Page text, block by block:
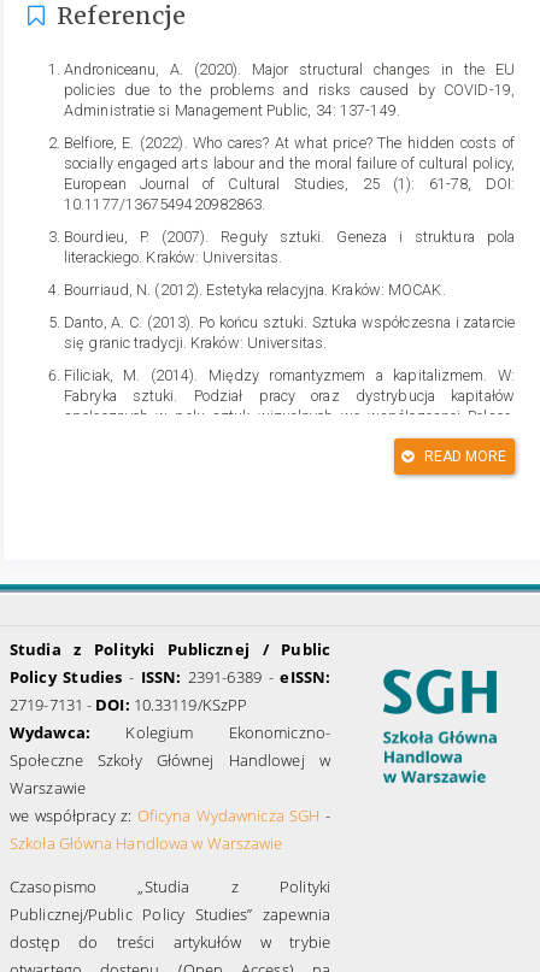
Referencje
Androniceanu, A. (2020). Major structural changes in the EU
policies due to the problems and risks caused by COVID-19,
Administratie si Management Public, 34: 137-149.
Belfiore, E. (2022). Who cares? At what price? The hidden costs of
socially engaged arts labour and the moral failure of cultural policy,
European Journal of Cultural Studies, 25 (1): 61-78, DOI:
10.1177/1367549420982863.
Bourdieu, P. (2007). Reguły sztuki. Geneza i struktura pola
literackiego. Kraków: Universitas.
Bourriaud, N. (2012). Estetyka relacyjna. Kraków: MOCAK.
Danto, A. C. (2013). Po końcu sztuki. Sztuka współczesna i zatarcie
się granic tradycji. Kraków: Universitas.
Filiciak, M. (2014). Między romantyzmem a kapitalizmem. W:
Fabryka sztuki. Podział pracy oraz dystrybucja kapitałów
społecznych w polu sztuk wizualnych we współczesnej Polsce.
Raport z badań Wolnego Uniwersytetu Warszawy (s. 89-100), M.
Kozłowski, J. Sowa, K. Szreder (red.). Warszawa: Fundacja Bęc
Iwański, M. (2014). Artyści nie potrzebują filantropii,
Jakubowicz, R. (2014). Artyści są jak inni pracownicy. Muszą
razem wspierać tych, którym jest jeszcze trudniej,
https://wyborcza.pl/
Kozłowski M., Sowa, J., Szreder, K. (2014). Konkluzje badania.
Prekarność, projekt, miłość do sztuki. W: Fabryka sztuki. Podział
pracy oraz dystrybucja kapitałów społecznych w polu sztuk
wizualnych we współczesnej Polsce. Raport z badań Wolnego
Uniwersytetu Warszawy (s. 43-88), M. Kozłowski, J. Sowa, K.
Szreder (red.). Warszawa: Fundacja Bęc Zmiana.
Krajewski, M., Schmidt, F. (2017). Wizualne niewidzialne. Sztuki
wizualne w Polsce: stan, rola i znaczenie. Warszawa-Poznań:
Akademia Sztuk Pięknych w Warszawie, Instytut Socjologii
Uniwersytet im. Adama Mickiewicza w Poznaniu, Centrum Badania
Opinii Społecznej, Ministerstwo Kultury i Dziedzictwa
READ MORE
Studia z Polityki Publicznej / Public
Policy Studies - ISSN: 2391-6389 -eISSN:
2719-7131 - DOI: 10.33119/KSzPP
Wydawca: Kolegium Ekonomiczno-
Społeczne Szkoły Głównej Handlowej w
Warszawie
we współpracy z: Oficyna Wydawnicza SGH -
Szkoła Główna Handlowa w Warszawie
Czasopismo „Studia z Polityki
Publicznej/Public Policy Studies” zapewnia
dostęp do treści artykułów w trybie